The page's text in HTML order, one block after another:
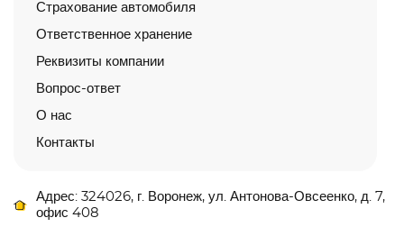
Страхование автомобиля
Ответственное хранение
Реквизиты компании
Вопрос-ответ
О нас
Контакты
Адрес: 324026, г. Воронеж, ул. Антонова-Овсеенко, д. 7,
офис 408